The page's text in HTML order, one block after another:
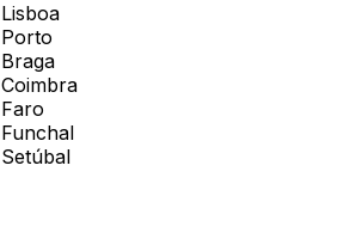
Lisboa
Porto
Braga
Coimbra
Faro
Funchal
Setúbal